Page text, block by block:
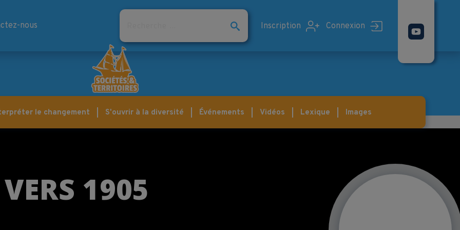
nous
Rechercher
Inscription
Connexion
le changement S'ouvrir à la diversité Événements Vidéos Lexique Images
1905